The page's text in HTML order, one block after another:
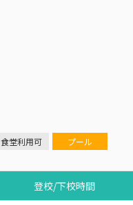
食堂利用可 プール
登校/下校時間